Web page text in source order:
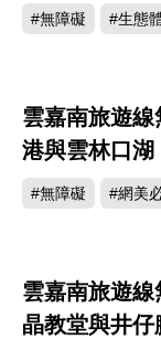
#無障礙 #生態
雲嘉南旅遊
港與雲林口湖
#無障礙 #網美
雲嘉南旅遊
晶教堂與井仔